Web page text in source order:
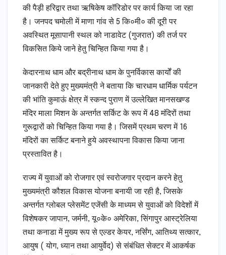
की पैड़ी हरिद्वार तथा ऋषिकेष कॉरिडोर पर कार्य किया जा रहा
है। जनपद चमोली में माणा गांव से 5 कि०मी० की दूरी पर
अवस्थित मूसापानी स्थल को नाडावेट (गुजरात) की तर्ज पर
विकसित किये जाने हेतु चिन्हित किया गया है।
केदारनाथ धाम और बद्रीनाथ धाम के पुनर्विकास कार्यों की
जानकारी देते हुए मुख्यमंत्री ने बताया कि चारधाम धार्मिक पर्यटन
की भांति कुमाऊं क्षेत्र में स्कन्द पुराण में उल्लेखित मानसखण्ड
मंदिर माला मिशन के अन्तर्गत सर्किट के रूप में 48 मंदिरों तथा
गुरूद्वारों को चिन्हित किया गया है। जिसमें प्रथम चरण में 16
मंदिरों का सर्किट बनाने हुये अवस्थापना विकास किया जाना
प्रस्तावित है।
राज्य में युवाओं को रोजगार एवं स्वरोजगार प्रदान करने हेतु
मुख्यमंत्री कौशल विकास योजना बनायी जा रही है, जिसके
अन्तर्गत ग्लोबल प्लेसमेंट एजेंसी के माध्यम से युवाओं को विदेशों में
विशेषकर जापान, जर्मनी, यू०के० अमेरिका, सिंगापुर आस्ट्रेलिया
तथा कनाडा में मुख्य रूप से एल्डर केयर, नर्सिंग, आतिथ्य सत्कार,
आयुष ( योग, ध्यान तथा आयुर्वेद) से संबंधित सेक्टर में आकर्षक